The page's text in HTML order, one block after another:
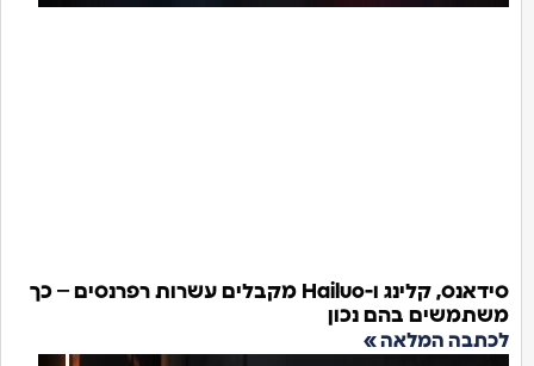
סידאנס, קלינג ו-Hailuo מקבלים עשרות רפרנסים – כך
משתמשים בהם נכון
לכתבה המלאה »